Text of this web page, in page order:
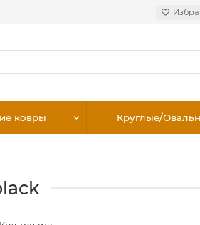
ковры Круглые/